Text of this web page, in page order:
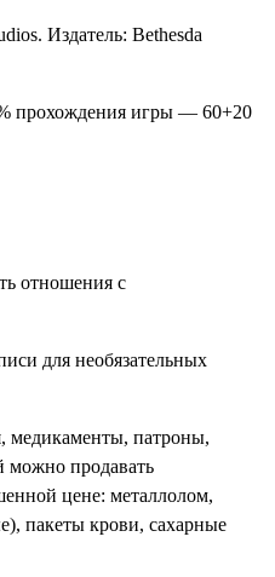
. Издатель: Bethesda
прохождения игры — 60+20
отношения с
для необязательных
патроны,
можно продавать
цене: металлолом,
пакеты крови, сахарные